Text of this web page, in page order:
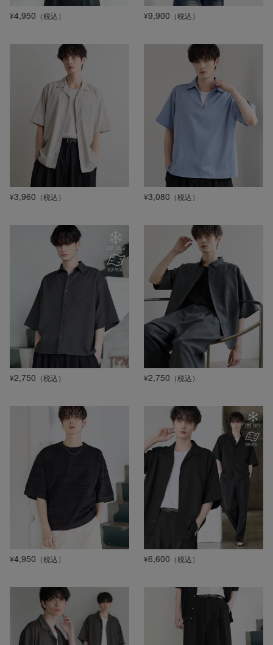
¥4,950 （税込） ¥9,900 （税込）
¥3,960 （税込） ¥3,080 （税込）
¥2,750 （税込） ¥2,750 （税込）
¥4,950 （税込） ¥6,600 （税込）